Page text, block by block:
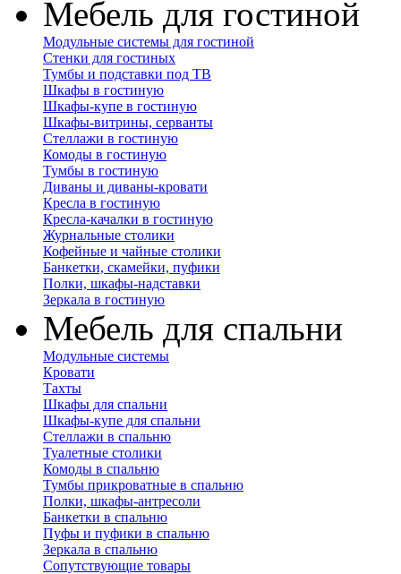
Мебель для гостиной
Модульные системы для гостиной
Стенки для гостиных
Тумбы и подставки под ТВ
Шкафы в гостиную
Шкафы-купе в гостиную
Шкафы-витрины, серванты
Стеллажи в гостиную
Комоды в гостиную
Тумбы в гостиную
Диваны и диваны-кровати
Кресла в гостиную
Кресла-качалки в гостиную
Журнальные столики
Кофейные и чайные столики
Банкетки, скамейки, пуфики
Полки, шкафы-надставки
Зеркала в гостиную
Мебель для спальни
Модульные системы
Кровати
Тахты
Шкафы для спальни
Шкафы-купе для спальни
Стеллажи в спальню
Туалетные столики
Комоды в спальню
Тумбы прикроватные в спальню
Полки, шкафы-антресоли
Банкетки в спальню
Пуфы и пуфики в спальню
Зеркала в спальню
Сопутствующие товары